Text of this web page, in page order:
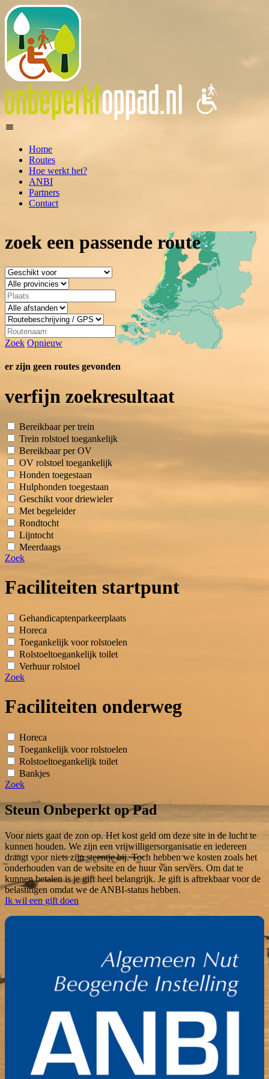
Home
Routes
Hoe werkt het?
ANBI
Partners
Contact
zoek een passende route
Zoek Opnieuw
er zijn geen routes gevonden
verfijn zoekresultaat
Bereikbaar per trein
Trein rolstoel toegankelijk
Bereikbaar per OV
OV rolstoel toegankelijk
Honden toegestaan
Hulphonden toegestaan
Geschikt voor driewieler
Met begeleider
Rondtocht
Lijntocht
Meerdaags
Zoek
Faciliteiten startpunt
Gehandicaptenparkeerplaats
Horeca
Toegankelijk voor rolstoelen
Rolstoeltoegankelijk toilet
Verhuur rolstoel
Zoek
Faciliteiten onderweg
Horeca
Toegankelijk voor rolstoelen
Rolstoeltoegankelijk toilet
Bankjes
Zoek
Steun Onbeperkt op Pad
Voor niets gaat de zon op. Het kost geld om deze site in de lucht te
kunnen houden. We zijn een vrijwilligersorganisatie en iedereen
draagt voor niets zijn steentje bij. Toch hebben we kosten zoals het
onderhouden van de website en de huur van servers. Om dat te
kunnen betalen is je gift heel belangrijk. Je gift is aftrekbaar voor de
belastingen omdat we de ANBI-status hebben.
Ik wil een gift doen